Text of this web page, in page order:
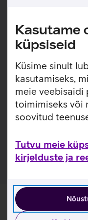
Kasutame
küpsiseid
Küsime sinult
kasutamiseks,
meie veebisaidi
toimimiseks või
soovitud
Tutvu meie
kirjelduste ja
Mahutab kuni 15,6-
Suur taskut arvuti ja
Lukkudega
mugavalt hoiustada
Veepudeli hoidja.
Valmistatud
Kasulikud lingid